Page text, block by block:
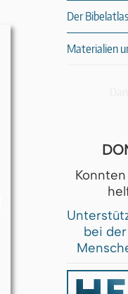
Der Bibelatlas
Materialien
bei